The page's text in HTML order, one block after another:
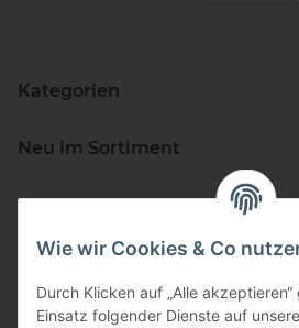
Wie wir Cookies & Co
Durch Klicken auf „Alle
Einsatz folgender Dienste auf
Kategorien
Neu im Sortiment